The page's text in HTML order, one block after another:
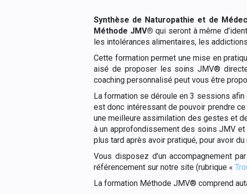
Synthèse de Naturopathie et de
Méthode JMV® qui seront à même
les intolérances alimentaires, les
Cette formation permet une mise en
aisé de proposer les soins JMV®
coaching personnalisé peut vous être
La formation se déroule en 3 sessions
est donc intéressant de pouvoir prendre
une meilleure assimilation des gestes et
à un approfondissement des soins JMV
plus tard après avoir pratiqué, pour avoir
Vous disposez d’un accompagnement
référencement sur notre site (rubrique «
La formation Méthode JMV® comprend